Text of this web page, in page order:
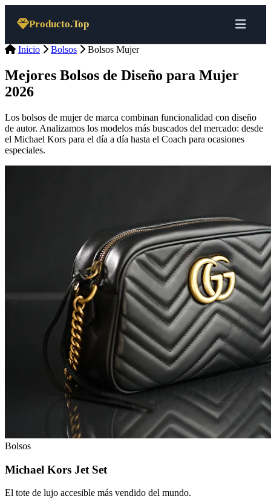
Producto.Top
Inicio Bolsos Bolsos Mujer
Mejores Bolsos de Diseño para Mujer
2026
Los bolsos de mujer de marca combinan funcionalidad con diseño
de autor. Analizamos los modelos más buscados del mercado: desde
el Michael Kors para el día a día hasta el Coach para ocasiones
especiales.
Bolsos
Michael Kors Jet Set
El tote de lujo accesible más vendido del mundo.